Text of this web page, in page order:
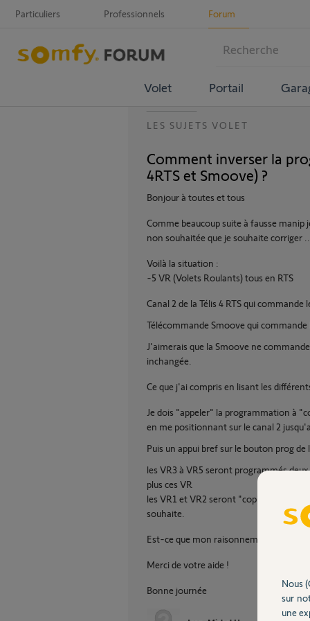
Particuliers Professionnels Forum
Volet Portail
LES SUJETS VOLET
Comment inverser la
4RTS et Smoove) ?
Bonjour à toutes et tous
Comme beaucoup suite à fausse
non souhaitée que je souhaite corriger ..
Voilà la situation :
-5 VR (Volets Roulants) tous en RTS
Canal 2 de la Télis 4 RTS qui
Télécommande Smoove qui commande
J'aimerais que la Smoove ne
inchangée.
Ce que j'ai compris en lisant les
Je dois "appeler" la programmation à
en me positionnant sur le canal 2
Puis un appui bref sur le bouton prog de
les VR3 à VR5 seront programmés
plus ces VR
les VR1 et VR2 seront "copiés" sur la
souhaite.
Est-ce que mon raisonnement est juste
Merci de votre aide !
Bonne journée
Nous
sur
une